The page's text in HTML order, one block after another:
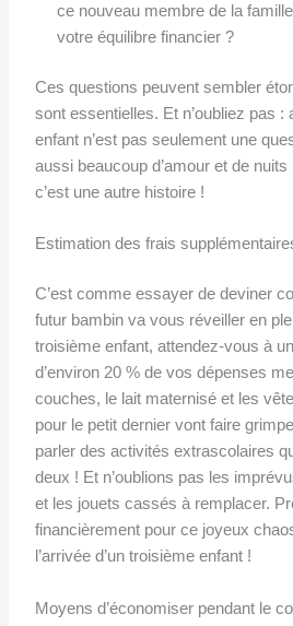
ce nouveau membre de la
votre équilibre financier ?
Ces questions peuvent sembler
sont essentielles. Et n’oubliez pas :
enfant n’est pas seulement une
aussi beaucoup d’amour et de
c’est une autre histoire !
Estimation des frais
C’est comme essayer de deviner
futur bambin va vous réveiller en
troisième enfant, attendez-vous à
d’environ 20 % de vos dépenses
couches, le lait maternisé et les
pour le petit dernier vont faire
parler des activités extrascolaires
deux ! Et n’oublions pas les
et les jouets cassés à remplacer.
financièrement pour ce joyeux
l’arrivée d’un troisième enfant !
Moyens d’économiser pendant le